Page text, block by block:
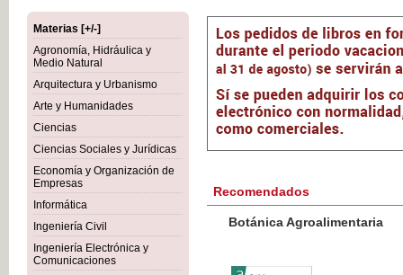
Materias [+/-]
Agronomía, Hidráulica y
Medio Natural
Arquitectura y Urbanismo
Arte y Humanidades
Ciencias
Ciencias Sociales y Jurídicas
Economía y Organización de
Empresas
Informática
Ingeniería Civil
Ingeniería Electrónica y
Comunicaciones
Recomendados
Botánica Agroalimentaria